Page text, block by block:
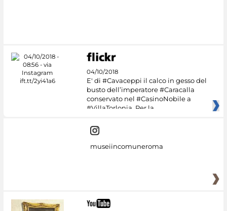
04/10/2018
E' di #Cavaceppi il calco in gesso del
busto dell’imperatore #Caracalla
conservato nel #CasinoNobile a
#VillaTorlonia. Per la
museiincomuneroma